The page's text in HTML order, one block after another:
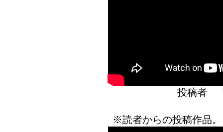
投稿者
※読者からの投稿作品